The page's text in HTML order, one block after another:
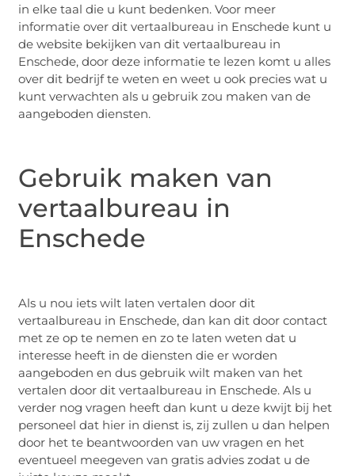
in elke taal die u kunt bedenken. Voor meer
informatie over dit vertaalbureau in Enschede kunt u
de website bekijken van dit vertaalbureau in
Enschede, door deze informatie te lezen komt u alles
over dit bedrijf te weten en weet u ook precies wat u
kunt verwachten als u gebruik zou maken van de
aangeboden diensten.
Gebruik maken van
vertaalbureau in
Enschede
Als u nou iets wilt laten vertalen door dit
vertaalbureau in Enschede, dan kan dit door contact
met ze op te nemen en zo te laten weten dat u
interesse heeft in de diensten die er worden
aangeboden en dus gebruik wilt maken van het
vertalen door dit vertaalbureau in Enschede. Als u
verder nog vragen heeft dan kunt u deze kwijt bij het
personeel dat hier in dienst is, zij zullen u dan helpen
door het te beantwoorden van uw vragen en het
eventueel meegeven van gratis advies zodat u de